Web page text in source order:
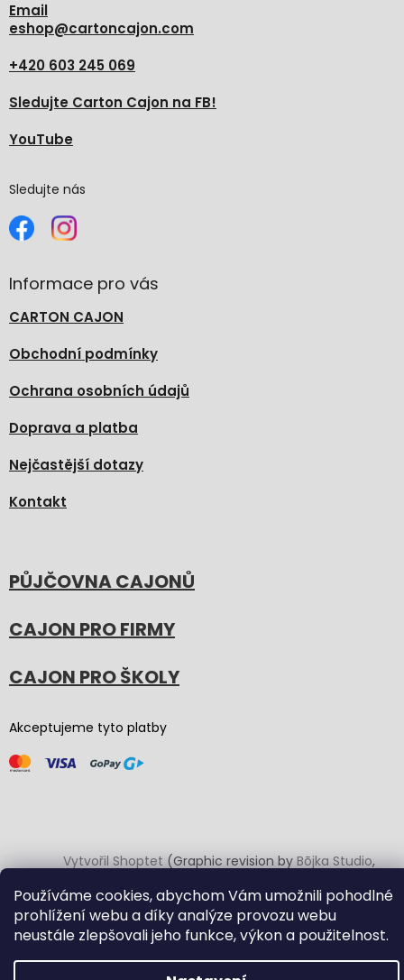
Používáme cookies, abychom Vám umožnili pohodlné
prohlížení webu a díky analýze provozu webu
neustále zlepšovali jeho funkce, výkon a použitelnost.
Email
eshop@cartoncajon.com
+420 603 245 069
Sledujte Carton Cajon na FB!
YouTube
Sledujte nás
Informace pro vás
CARTON CAJON
Obchodní podmínky
Ochrana osobních údajů
Doprava a platba
Nejčastější dotazy
Kontakt
PŮJČOVNA CAJONŮ
CAJON PRO FIRMY
CAJON PRO ŠKOLY
Akceptujeme tyto platby
Vytvořil Shoptet(Graphic revision byBōjka Studio,
Copyright 2026Carton Cajon. Všechna práva vyhrazena.
Upravit nastavení cookies